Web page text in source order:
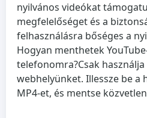
nyilvános videókat
megfelelőséget és a
felhasználásra bőséges a
Hogyan menthetek
telefonomra?Csak
webhelyünket. Illessze be a
MP4-et, és mentse